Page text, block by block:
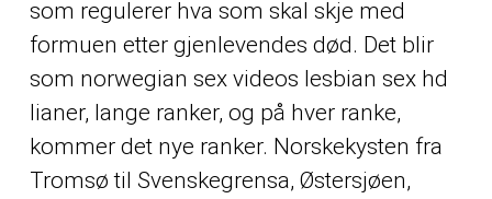
som regulerer hva som skal skje med
formuen etter gjenlevendes død. Det blir
som norwegian sex videos lesbian sex hd
lianer, lange ranker, og på hver ranke,
kommer det nye ranker. Norskekysten fra
Tromsø til Svenskegrensa, Østersjøen,